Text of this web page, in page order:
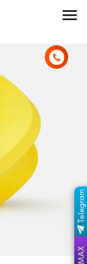
ОТДЕЛ ПРОДАЖ
ПЕРЕЙТИ В КАНАЛ
Telegram